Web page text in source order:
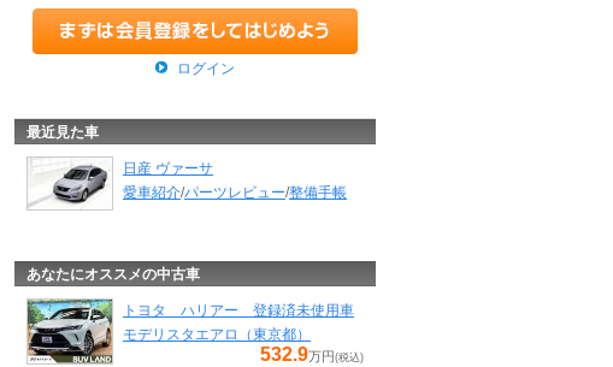
ログイン
最近見た車
日産 ヴァーサ
愛車紹介/パーツレビュー/整備手帳
あなたにオススメの中古車
トヨタ ハリアー 登録済未使用車
モデリスタエアロ（東京都）
532.9万円 (税込)